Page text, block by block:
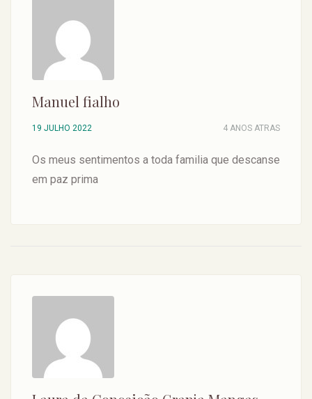
Manuel fialho
19 JULHO 2022 4 ANOS ATRAS
Os meus sentimentos a toda familia que descanse
em paz prima